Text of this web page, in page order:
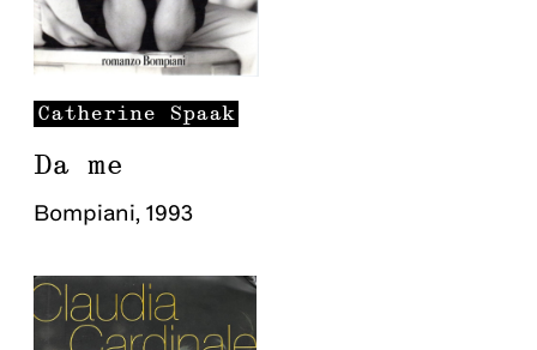
Catherine Spaak
Da me
Bompiani, 1993